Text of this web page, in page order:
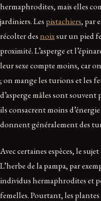
hermaphrodites, mais elles
jardiniers. Les pistachiers, par
récolter desnoixsur un pied
proximité. L’asperge et
leur sexe compte moins, car
; on mange les turions et les
d’asperge mâles sont
ils consacrent moins
donnent généralement des
Avec certaines espèces, le
L’herbe de la pampa, par
individus hermaphrodites et
femelles. Pourtant, les